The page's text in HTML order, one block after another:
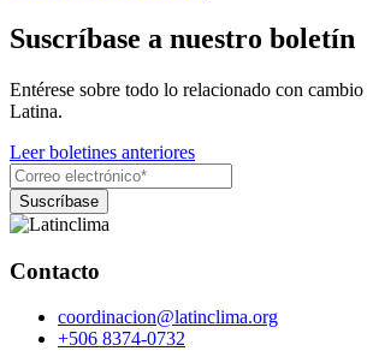
Suscríbase a nuestro boletín
Entérese sobre todo lo relacionado con
Latina.
Leer boletines anteriores
Contacto
coordinacion@latinclima.org
+506 8374-0732